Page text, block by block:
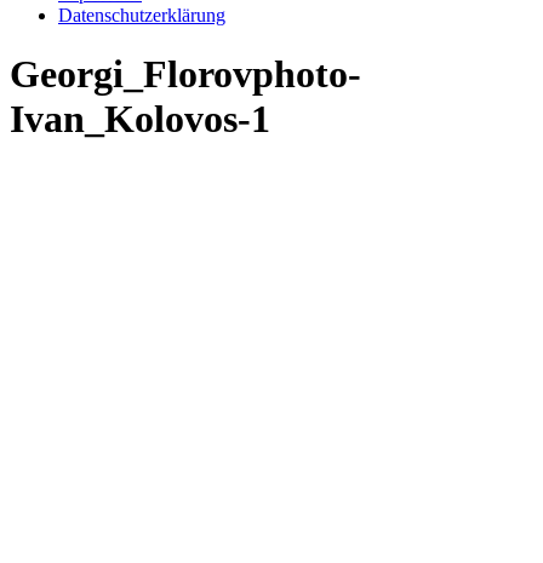
Datenschutzerklärung
Georgi_Florovphoto-
Ivan_Kolovos-1